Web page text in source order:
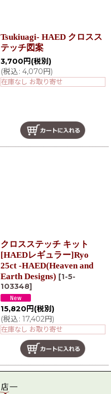
Tsukiuagi- HAED クロスス
テッチ図案
3,700 円 (税別)
(税込: 4,070円)
在庫なし お取り寄せ
クロスステッチ キット
[HAEDレギュラー]Ryo
25ct -HAED(Heaven and
Earth Designs) [1-5-
103348]
15,820 円 (税別)
(税込: 17,402円)
在庫なし お取り寄せ